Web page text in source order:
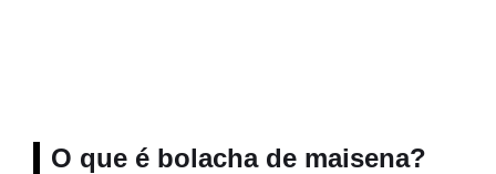
O que é bolacha de maisena?